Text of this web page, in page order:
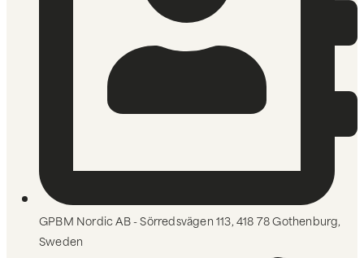
GPBM Nordic AB - Sörredsvägen 113, 418 78 Gothenburg,
Sweden